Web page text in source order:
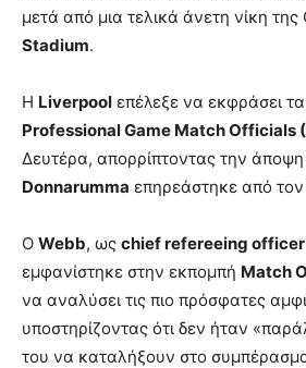
μετά από μια τελικά άνετη νίκη της
Stadium.
Η Liverpool επέλεξε να εκφράσει
Professional Game Match Officials
Δευτέρα, απορρίπτοντας την άποψη
Donnarumma επηρεάστηκε από τον
Ο Webb, ως chief refereeing officer
εμφανίστηκε στην εκπομπή Match
να αναλύσει τις πιο πρόσφατες
υποστηρίζοντας ότι δεν ήταν
του να καταλήξουν στο